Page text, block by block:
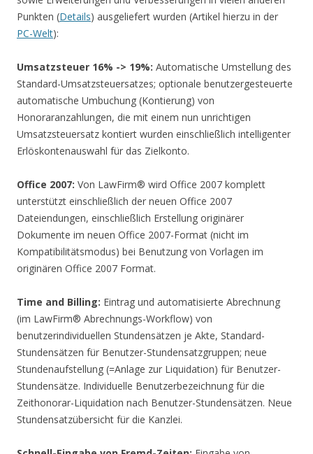
Punkten (Details) ausgeliefert wurden (Artikel hierzu in der
PC-Welt):
Umsatzsteuer 16% -> 19%: Automatische Umstellung des
Standard-Umsatzsteuersatzes; optionale benutzergesteuerte
automatische Umbuchung (Kontierung) von
Honoraranzahlungen, die mit einem nun unrichtigen
Umsatzsteuersatz kontiert wurden einschließlich intelligenter
Erlöskontenauswahl für das Zielkonto.
Office 2007: Von LawFirm® wird Office 2007 komplett
unterstützt einschließlich der neuen Office 2007
Dateiendungen, einschließlich Erstellung originärer
Dokumente im neuen Office 2007-Format (nicht im
Kompatibilitätsmodus) bei Benutzung von Vorlagen im
originären Office 2007 Format.
Time and Billing: Eintrag und automatisierte Abrechnung
(im LawFirm® Abrechnungs-Workflow) von
benutzerindividuellen Stundensätzen je Akte, Standard-
Stundensätzen für Benutzer-Stundensatzgruppen; neue
Stundenaufstellung (=Anlage zur Liquidation) für Benutzer-
Stundensätze. Individuelle Benutzerbezeichnung für die
Zeithonorar-Liquidation nach Benutzer-Stundensätzen. Neue
Stundensatzübersicht für die Kanzlei.